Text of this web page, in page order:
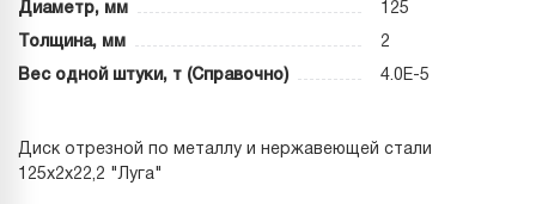
Диаметр, мм 125
Толщина, мм 2
Вес одной штуки, т (Справочно) 4.0E-5
Диск отрезной по металлу и нержавеющей стали
125х2х22,2 "Луга"